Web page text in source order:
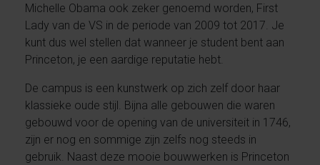
Michelle Obama ook zeker genoemd worden, First
Lady van de VS in de periode van 2009 tot 2017. Je
kunt dus wel stellen dat wanneer je student bent aan
Princeton, je een aardige reputatie hebt.
De campus is een kunstwerk op zich zelf door haar
klassieke oude stijl. Bijna alle gebouwen die waren
gebouwd voor de opening van de universiteit in 1746,
zijn er nog en sommige zijn zelfs nog steeds in
gebruik. Naast deze mooie bouwwerken is Princeton